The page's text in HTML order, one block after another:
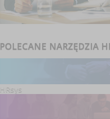
POLECANE NARZĘDZIA
HRsys